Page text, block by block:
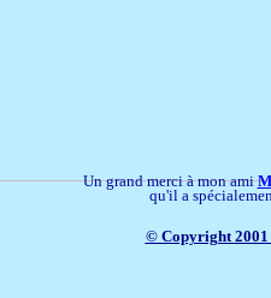
Un grand merci à mon ami
qu'il a
© Copyright 2001